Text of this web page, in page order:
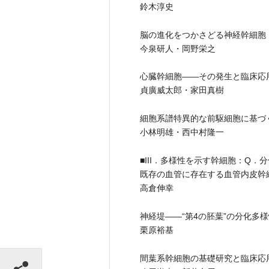
鈴木淳史
脳の進化をつかさどる神経幹細胞
今泉研人・岡野栄之
心臓幹細胞――その発生と臨床応
貞廣威太郎・家田真樹
細胞系譜特異的な前駆細胞に基づ
小林明雄・西中村隆一
■III．多様性を示す幹細胞：Q．
既存の血管に存在する血管内皮
高倉伸幸
神経堤――“第4の胚葉”の分化多
栗原裕基
間葉系幹細胞の基礎研究と臨床応